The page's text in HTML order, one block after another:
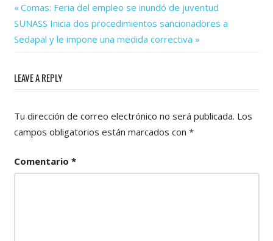
Navegación
de
Previous
Post:
Comas: Feria del empleo se inundó de juventud
Next
Post:
SUNASS Inicia dos procedimientos sancionadores a
Sedapal y le impone una medida correctiva
LEAVE A REPLY
Tu dirección de correo electrónico no será publicada. Los
campos obligatorios están marcados con *
Comentario *